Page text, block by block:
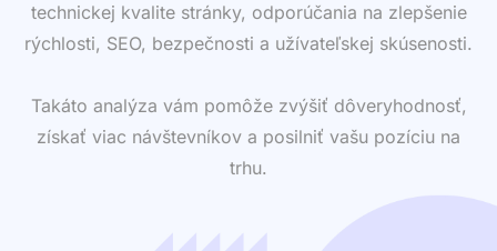
technickej kvalite stránky, odporúčania na zlepšenie
rýchlosti, SEO, bezpečnosti a užívateľskej skúsenosti.
Takáto analýza vám pomôže zvýšiť dôveryhodnosť,
získať viac návštevníkov a posilniť vašu pozíciu na
trhu.